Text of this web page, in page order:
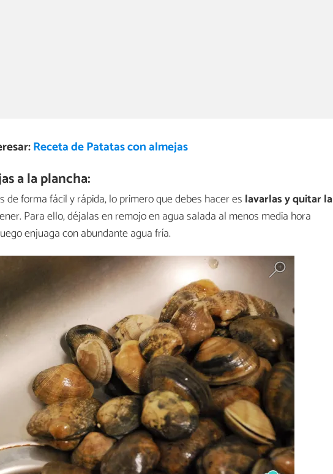
Receta de Patatas con almejas
a la plancha:
de forma fácil y rápida, lo primero que debes hacer es lavarlas y quitar la
Para ello, déjalas en remojo en agua salada al menos media hora
enjuaga con abundante agua fría.